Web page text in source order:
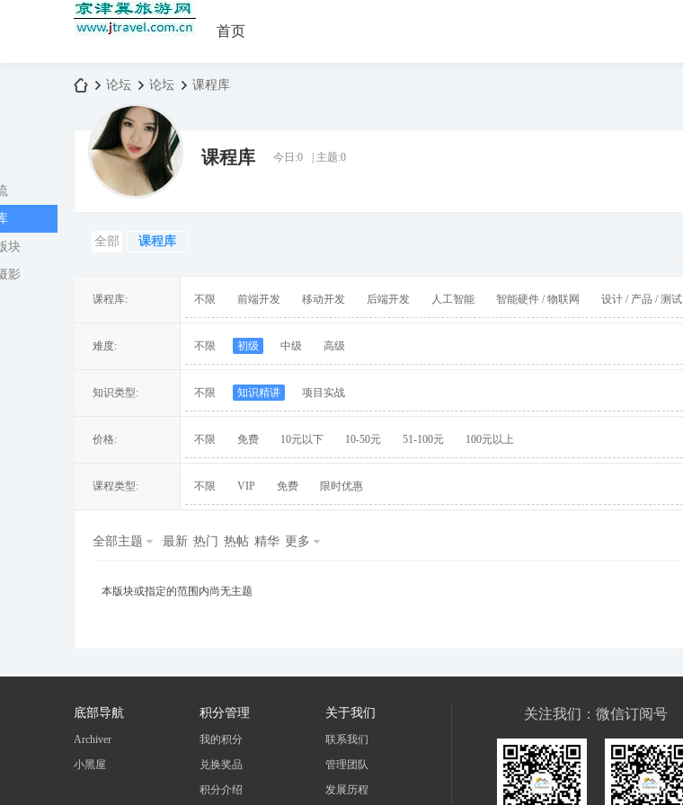
首页
»
论坛
›
论坛 课程库
块
影
课程库 今日:0 主题:0
全部 课程库
课程库: 不限 前端开发 移动开发 后端开发 人工智能 智能硬件 / 物联网 设计 / 产品 / 测试
难度: 不限 初级 中级 高级
知识类型: 不限 知识精讲 项目实战
价格: 不限 免费 10元以下 10-50元 51-100元 100元以上
课程类型: 不限 VIP 免费 限时优惠
全部主题 最新 热门 热帖 精华 更多
本版块或指定的范围内尚无主题
底部导航
Archiver
小黑屋
积分管理
我的积分
兑换奖品
积分介绍
关于我们
联系我们
管理团队
发展历程
关注我们：微信订阅号